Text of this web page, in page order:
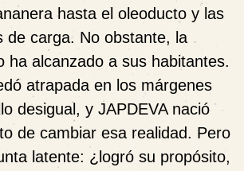
hasta el oleoducto y las
de carga. No obstante, la
ha alcanzado a sus habitantes.
atrapada en los márgenes
desigual, y JAPDEVA nació
de cambiar esa realidad. Pero
latente: ¿logró su propósito,